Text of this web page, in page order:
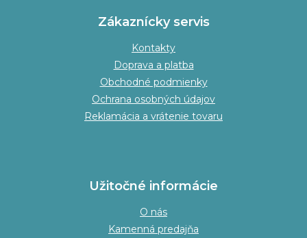
Zákaznícky servis
Kontakty
Doprava a platba
Obchodné podmienky
Ochrana osobných údajov
Reklamácia a vrátenie tovaru
Užitočné informácie
O nás
Kamenná predajňa